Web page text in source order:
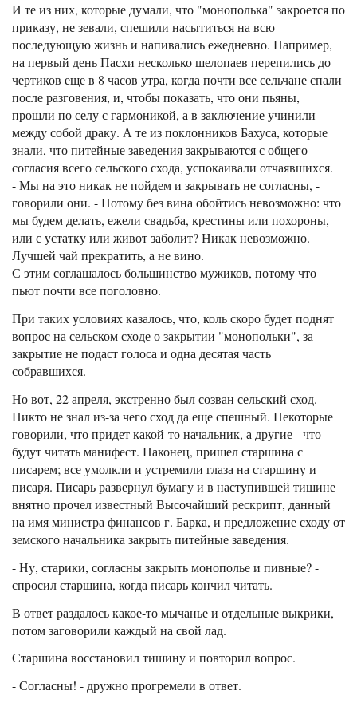
И те из них, которые думали, что "монополька" закроется по
приказу, не зевали, спешили насытиться на всю
последующую жизнь и напивались ежедневно. Например,
на первый день Пасхи несколько шелопаев перепились до
чертиков еще в 8 часов утра, когда почти все сельчане спали
после разговения, и, чтобы показать, что они пьяны,
прошли по селу с гармоникой, а в заключение учинили
между собой драку. А те из поклонников Бахуса, которые
знали, что питейные заведения закрываются с общего
согласия всего сельского схода, успокаивали отчаявшихся.
- Мы на это никак не пойдем и закрывать не согласны, -
говорили они. - Потому без вина обойтись невозможно: что
мы будем делать, ежели свадьба, крестины или похороны,
или с устатку или живот заболит? Никак невозможно.
Лучшей чай прекратить, а не вино.
С этим соглашалось большинство мужиков, потому что
пьют почти все поголовно.
При таких условиях казалось, что, коль скоро будет поднят
вопрос на сельском сходе о закрытии "монопольки", за
закрытие не подаст голоса и одна десятая часть
собравшихся.
Но вот, 22 апреля, экстренно был созван сельский сход.
Никто не знал из-за чего сход да еще спешный. Некоторые
говорили, что придет какой-то начальник, а другие - что
будут читать манифест. Наконец, пришел старшина с
писарем; все умолкли и устремили глаза на старшину и
писаря. Писарь развернул бумагу и в наступившей тишине
внятно прочел известный Высочайший рескрипт, данный
на имя министра финансов г. Барка, и предложение сходу от
земского начальника закрыть питейные заведения.
- Ну, старики, согласны закрыть монополье и пивные? -
спросил старшина, когда писарь кончил читать.
В ответ раздалось какое-то мычанье и отдельные выкрики,
потом заговорили каждый на свой лад.
Старшина восстановил тишину и повторил вопрос.
- Согласны! - дружно прогремели в ответ.